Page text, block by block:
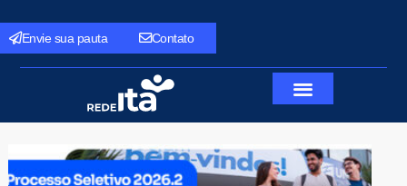
Envie sua pauta Contato